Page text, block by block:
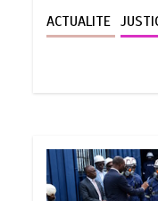
ACTUALITE